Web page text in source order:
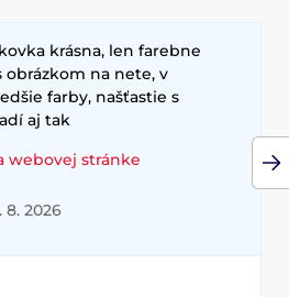
krásna, len farebne
obrázkom na nete, v
farby, našťastie s
aj tak
webovej stránke
8. 2026